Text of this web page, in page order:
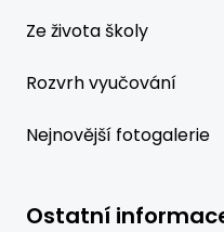
Ze života školy
Rozvrh vyučování
Nejnovější fotogalerie
Ostatní